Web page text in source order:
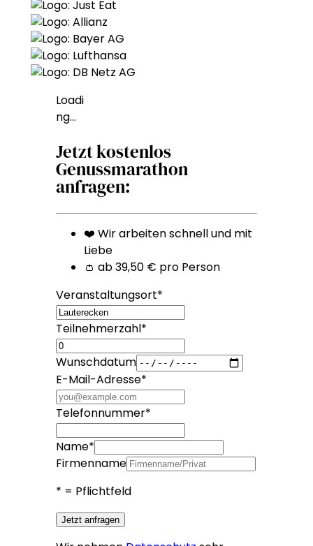
Loadi
ng…
Jetzt kostenlos
Genussmarathon
anfragen:
❤️ Wir arbeiten schnell und mit
Liebe
👛 ab 39,50 € pro Person
Veranstaltungsort*
Teilnehmerzahl*
Wunschdatum
E-Mail-Adresse*
Telefonnummer*
Name*
Firmenname
* = Pflichtfeld
Jetzt anfragen